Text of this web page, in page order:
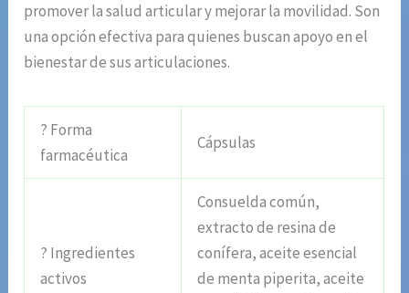
promover la salud articular y mejorar la movilidad. Son
una opción efectiva para quienes buscan apoyo en el
bienestar de sus articulaciones.
? Forma
farmacéutica
Cápsulas
? Ingredientes
activos
Consuelda común,
extracto de resina de
conífera, aceite esencial
de menta piperita, aceite